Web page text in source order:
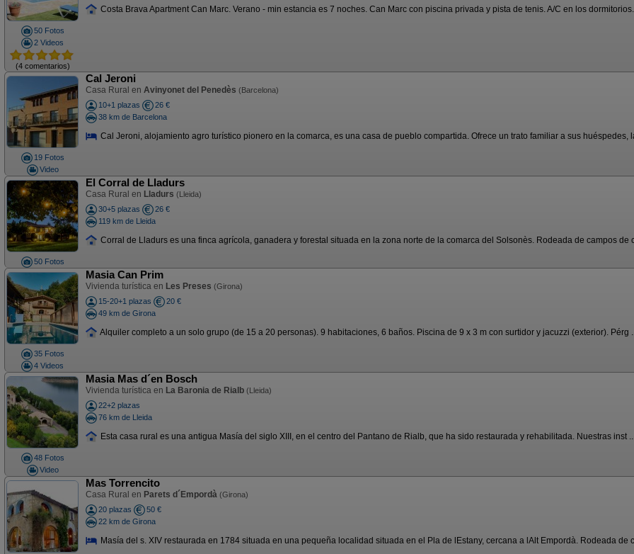
50 Fotos
2 Videos
(4 comentarios)
Costa Brava Apartment Can Marc. Verano - min estancia es 7 noches. Can Marc con piscina privada y pista de tenis. A/C en los dormitorios.
19 Fotos
Video
Cal Jeroni
Casa Rural en Avinyonet del Penedès (Barcelona)
10+1 plazas
26 €
38 km de Barcelona
Cal Jeroni, alojamiento agro turístico pionero en la comarca, es una casa de pueblo compartida. Ofrece un trato familiar a sus huéspedes, la
50 Fotos
El Corral de Lladurs
Casa Rural en Lladurs (Lleida)
30+5 plazas
26 €
119 km de Lleida
Corral de Lladurs es una finca agrícola, ganadera y forestal situada en la zona norte de la comarca del Solsonès. Rodeada de campos de
35 Fotos
4 Videos
Masia Can Prim
Vivienda turística en Les Preses (Girona)
15-20+1 plazas
20 €
49 km de Girona
Alquiler completo a un solo grupo (de 15 a 20 personas). 9 habitaciones, 6 baños. Piscina de 9 x 3 m con surtidor y jacuzzi (exterior). Pérg ...
48 Fotos
Video
Masia Mas d´en Bosch
Vivienda turística en La Baronia de Rialb (Lleida)
22+2 plazas
76 km de Lleida
Esta casa rural es una antigua Masía del siglo XIII, en el centro del Pantano de Rialb, que ha sido restaurada y rehabilitada. Nuestras inst ...
Mas Torrencito
Casa Rural en Parets d´Empordà (Girona)
20 plazas
50 €
22 km de Girona
Masía del s. XIV restaurada en 1784 situada en una pequeña localidad situada en el Pla de lEstany, cercana a lAlt Empordà. Rodeada de